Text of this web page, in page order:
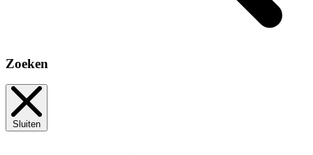
Zoeken
Sluiten